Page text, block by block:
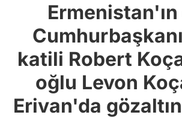
Koçaryan'ın oğlu
Levon Koçaryan
gözaltına alındı!
katili Robert
oğlu Levon
Erivan'da